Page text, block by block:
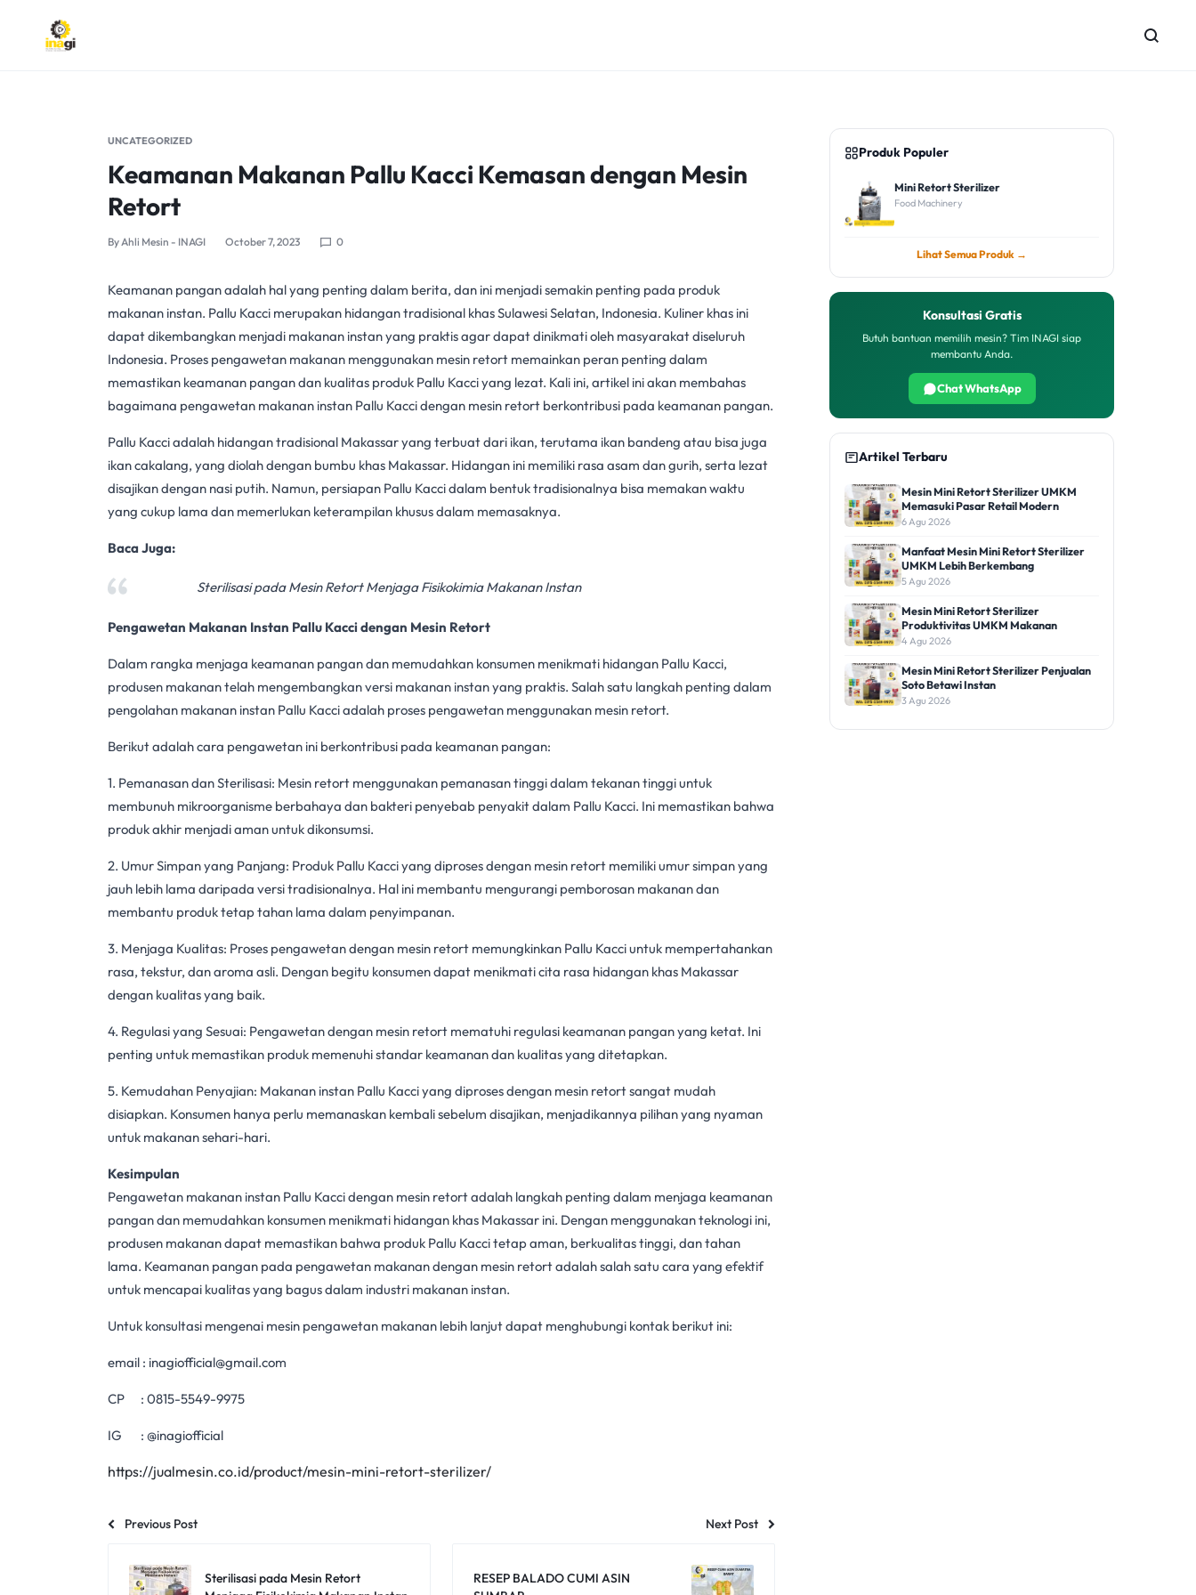
NEGERIUNCATEGORIZED
Keamanan Makanan Pallu Kacci Kemasan dengan Mesin
Retort
ByAhli Mesin - INAGI October 7, 2023 0
Keamanan panganadalah hal yang penting dalam berita, dan ini menjadi semakin penting pada produk
makanan instan. Pallu Kacci merupakan hidangan tradisional khas Sulawesi Selatan, Indonesia. Kuliner khas ini
dapat dikembangkan menjadi makanan instanyang praktis agar dapat dinikmati oleh masyarakat diseluruh
Indonesia. Proses pengawetan makanan menggunakan mesin retort memainkan peran penting dalam
memastikan keamanan pangandan kualitas produk Pallu Kacci yang lezat. Kali ini, artikel ini akan membahas
bagaimana pengawetan makanan instan Pallu Kacci dengan mesin retort berkontribusi pada keamanan pangan.
Pallu Kacci adalah hidangan tradisional Makassar yang terbuat dari ikan, terutama ikan bandeng atau bisa juga
ikan cakalang, yang diolah dengan bumbu khas Makassar. Hidangan ini memiliki rasa asam dan gurih, serta lezat
disajikan dengan nasi putih. Namun, persiapan Pallu Kacci dalam bentuk tradisionalnya bisa memakan waktu
yang cukup lama dan memerlukan keterampilan khusus dalam memasaknya.
Baca Juga:
Sterilisasi pada Mesin Retort Menjaga Fisikokimia Makanan Instan
Pengawetan Makanan Instan Pallu Kacci dengan Mesin Retort
Dalam rangka menjaga keamanan pangandan memudahkan konsumen menikmati hidangan Pallu Kacci,
produsen makanan telah mengembangkan versi makanan instanyang praktis. Salah satu langkah penting dalam
pengolahan makanan instan Pallu Kacci adalah proses pengawetan menggunakan mesin retort.
Berikut adalah cara pengawetan ini berkontribusi pada keamanan pangan:
1. Pemanasan dan Sterilisasi: Mesin retort menggunakan pemanasan tinggi dalam tekanan tinggi untuk
membunuh mikroorganisme berbahaya dan bakteri penyebab penyakit dalam Pallu Kacci. Ini memastikan bahwa
produk akhir menjadi aman untuk dikonsumsi.
2. Umur Simpan yang Panjang: Produk Pallu Kacci yang diproses dengan mesin retort memiliki umur simpan yang
jauh lebih lama daripada versi tradisionalnya. Hal ini membantu mengurangi pemborosan makanan dan
membantu produk tetap tahan lama dalam penyimpanan.
3. Menjaga Kualitas: Proses pengawetan dengan mesin retort memungkinkan Pallu Kacci untuk mempertahankan
rasa, tekstur, dan aroma asli. Dengan begitu konsumen dapat menikmati cita rasa hidangan khas Makassar
dengan kualitas yang baik.
4. Regulasi yang Sesuai: Pengawetan dengan mesin retort mematuhi regulasi keamanan panganyang ketat. Ini
penting untuk memastikan produk memenuhi standar keamanan dan kualitas yang ditetapkan.
5. Kemudahan Penyajian: Makanan instan Pallu Kacci yang diproses dengan mesin retortsangat mudah
disiapkan. Konsumen hanya perlu memanaskan kembali sebelum disajikan, menjadikannya pilihan yang nyaman
untuk makanan sehari-hari.
Kesimpulan
Pengawetan makanan instan Pallu Kacci dengan mesin retortadalah langkah penting dalam menjaga keamanan
pangandan memudahkan konsumen menikmati hidangan khas Makassar ini. Dengan menggunakan teknologi ini,
produsen makanan dapat memastikan bahwa produk Pallu Kacci tetap aman, berkualitas tinggi, dan tahan
lama. Keamanan pangan pada pengawetan makanandengan mesin retortadalah salah satu cara yang efektif
untuk mencapai kualitas yang bagus dalam industri makanan instan.
Untuk konsultasi mengenai mesin pengawetan makanan lebih lanjut dapat menghubungi kontak berikut ini:
email : inagiofficial@gmail.com
CP : 0815-5549-9975
IG : @inagiofficial
https://jualmesin.co.id/product/mesin-mini-retort-sterilizer/
Previous Post Next Post
Sterilisasi pada Mesin Retort
RESEP BALADO CUMI ASIN
Produk Populer
Mini Retort Sterilizer
Food Machinery
Lihat Semua Produk →
Konsultasi Gratis
Butuh bantuan memilih mesin? Tim INAGI siap
membantu Anda.
Chat WhatsApp
Artikel Terbaru
Mesin Mini Retort Sterilizer UMKM
Memasuki Pasar Retail Modern
6 Agu 2026
Manfaat Mesin Mini Retort Sterilizer
UMKM Lebih Berkembang
5 Agu 2026
Mesin Mini Retort Sterilizer
Produktivitas UMKM Makanan
4 Agu 2026
Mesin Mini Retort Sterilizer Penjualan
Soto Betawi Instan
3 Agu 2026